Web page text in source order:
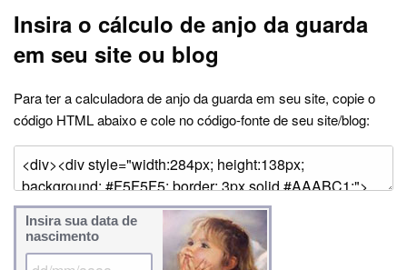
Insira o cálculo de anjo da guarda
em seu site ou blog
Para ter a calculadora de anjo da guarda em seu site, copie o
código HTML abaixo e cole no código-fonte de seu site/blog:
Insira sua data de
nascimento